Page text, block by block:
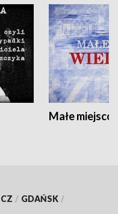
Małe
/ GDAŃSK /